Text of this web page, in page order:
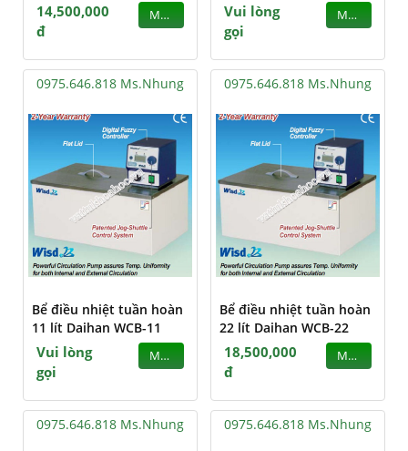
14,500,000
đ
MUA
Vui lòng
gọi
MUA
0975.646.818 Ms.Nhung
Bể điều nhiệt tuần hoàn
11 lít Daihan WCB-11
Vui lòng
gọi
MUA
0975.646.818 Ms.Nhung
Bể điều nhiệt tuần hoàn
22 lít Daihan WCB-22
18,500,000
đ
MUA
0975.646.818 Ms.Nhung 0975.646.818 Ms.Nhung